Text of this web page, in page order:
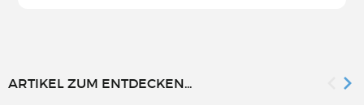
ARTIKEL ZUM ENTDECKEN...